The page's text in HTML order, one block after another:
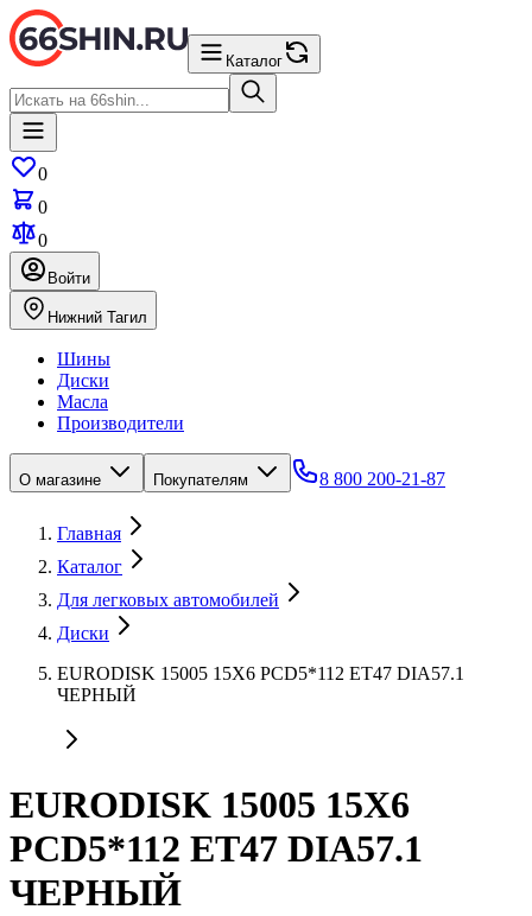
Каталог
0
0
0
Войти
Нижний Тагил
Шины
Диски
Масла
Производители
О магазине Покупателям 8 800 200-21-87
Главная
Каталог
Для легковых автомобилей
Диски
EURODISK 15005 15X6 PCD5*112 ET47 DIA57.1
ЧЕРНЫЙ
EURODISK 15005 15X6
PCD5*112 ET47 DIA57.1
ЧЕРНЫЙ